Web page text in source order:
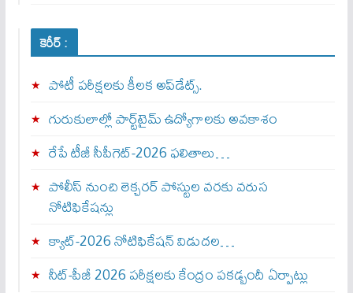
కెరీర్ :
పోటీ పరీక్షలకు కీలక అప్‌డేట్స్.
గురుకులాల్లో పార్ట్‌టైమ్ ఉద్యోగాలకు అవకాశం
రేపే టీజీ సీపీగెట్‌-2026 ఫలితాలు…
పోలీస్ నుంచి లెక్చరర్ పోస్టుల వరకు వరుస
నోటిఫికేషన్లు
క్యాట్-2026 నోటిఫికేషన్ విడుదల…
నీట్-పీజీ 2026 పరీక్షలకు కేంద్రం పకడ్బందీ ఏర్పాట్లు